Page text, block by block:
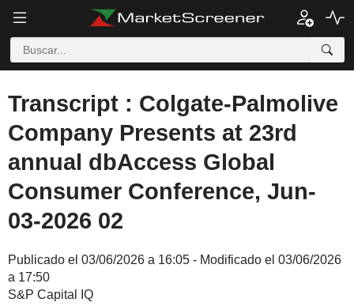
Transcript : Colgate-Palmolive
Company Presents at 23rd
annual dbAccess Global
Consumer Conference, Jun-
03-2026 02
Publicado el 03/06/2026 a 16:05 - Modificado el 03/06/2026
a 17:50
S&P Capital IQ